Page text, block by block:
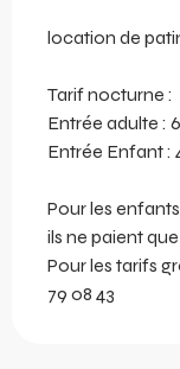
location de
Tarif nocturne :
Entrée adulte :
Entrée Enfant :
Pour les
ils ne paient
Pour les tarifs
79 08 43